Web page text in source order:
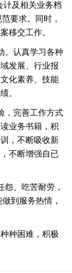
计及相关业务档
要求。同时，
移交工作。
。认真学习各种
发展、行业报
化素养、技能
。
，完善工作方式
业务书籍，积
，不断吸收新
不断增强自已
、吃苦耐劳，
到服务热情，
种困难，积极